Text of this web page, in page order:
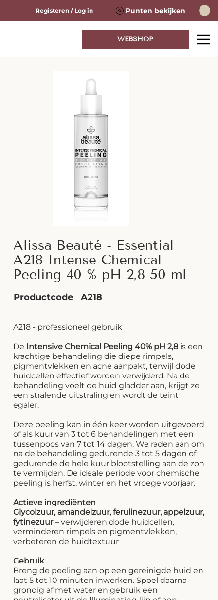
Punten bekijken
Registeren / Log in
WEBSHOP
Alissa Beauté - Essential
A218 Intense Chemical
Peeling 40 % pH 2,8 50 ml
Productcode A218
A218 - professioneel gebruik
De Intensive Chemical Peeling 40% pH 2,8 is een
krachtige behandeling die diepe rimpels,
pigmentvlekken en acne aanpakt, terwijl dode
huidcellen effectief worden verwijderd. Na de
behandeling voelt de huid gladder aan, krijgt ze
een stralende uitstraling en wordt de teint
egaler.
Deze peeling kan in één keer worden uitgevoerd
of als kuur van 3 tot 6 behandelingen met een
tussenpoos van 7 tot 14 dagen. We raden aan om
na de behandeling gedurende 3 tot 5 dagen of
gedurende de hele kuur blootstelling aan de zon
te vermijden. De ideale periode voor chemische
peeling is herfst, winter en het vroege voorjaar.
Actieve ingrediënten
Glycolzuur, amandelzuur, ferulinezuur, appelzuur,
fytinezuur– verwijderen dode huidcellen,
verminderen rimpels en pigmentvlekken,
verbeteren de huidtextuur
Gebruik
Breng de peeling aan op een gereinigde huid en
laat 5 tot 10 minuten inwerken. Spoel daarna
grondig af met water en gebruik een